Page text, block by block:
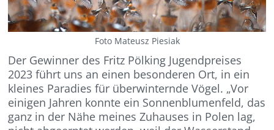
Foto Mateusz Piesiak
Der Gewinner des Fritz Pölking Jugendpreises
2023 führt uns an einen besonderen Ort, in ein
kleines Paradies für überwinternde Vögel. „Vor
einigen Jahren konnte ein Sonnenblumenfeld, das
ganz in der Nähe meines Zuhauses in Polen lag,